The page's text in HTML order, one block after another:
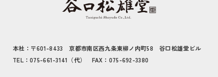
本社：〒601-8433 京都市南区西九条東柳ノ内町58 谷口松雄堂ビル
TEL：075-661-3141（代） FAX：075-692-3380